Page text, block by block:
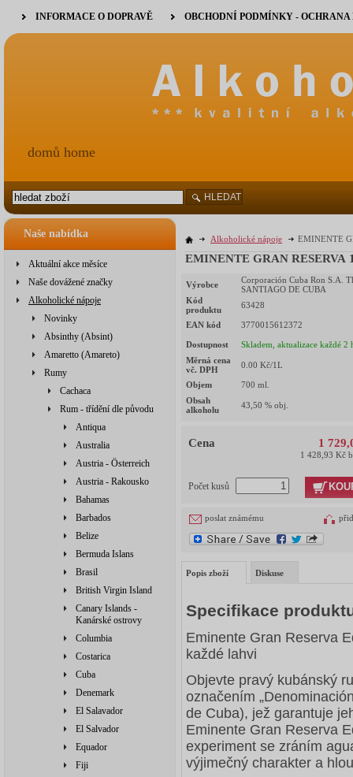
Naše nabídka
Aktuální akce měsíce
Naše dovážené značky
Alkoholické nápoje
Novinky
Absinthy (Absint)
Amaretto (Amareto)
Rumy
Cachaca
Rum - třídění dle původu
Antiqua
Australia
Austria - Österreich
Austria - Rakousko
Bahamas
Barbados
Belize
Bermuda Islans
Brasil
British Virgin Island
Canary Islands -
Kanárské ostrovy
Columbia
Costarica
Cuba
Denemark
El Salavador
El Salvador
Equador
Fiji
Alkoholické nápoje EMINENTE
EMINENTE GRAN RESERVA
Výrobce
Corporación Cuba Ron S.A.
SANTIAGO DE CUBA
Kód
produktu
63428
EAN kód 3770015612372
Dostupnost
Skladem, aktualizace každé 2
Měrná cena
vč. DPH
0.00 Kč/1L
Objem 700 ml.
Obsah
alkoholu
43,50 % obj.
Cena 1
1 428,93 Kč
Počet kusů
poslat známému
Popis zboží Diskuse
Specifikace
Eminente Gran Reserva
každé lahvi
Objevte pravý kubánský
označením
de Cuba), jež garantuje
Eminente Gran Reserva
experiment se zráním
výjimečný charakter a
INFORMACE O DOPRAVĚ OBCHODNÍ PODMÍNKY -
domů home
HLEDAT